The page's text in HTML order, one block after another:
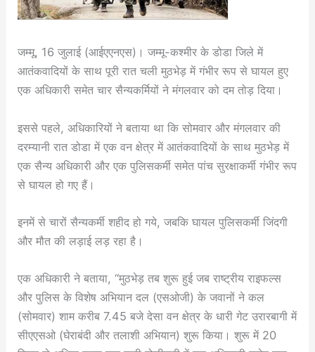
जम्मू, 16 जुलाई (आईएएनएस)। जम्मू-कश्मीर के डोडा जिले में
आतंकवादियों के साथ पूरी रात चली मुठभेड़ में गंभीर रूप से घायल हुए
एक अधिकारी समेत चार सैन्यकर्मियों ने मंगलवार को दम तोड़ दिया।
इससे पहले, अधिकारियों ने बताया था कि सोमवार और मंगलवार की
दरम्यानी रात डोडा में एक वन क्षेत्र में आतंकवादियों के साथ मुठभेड़ में
एक सैन्य अधिकारी और एक पुलिसकर्मी समेत पांच सुरक्षाकर्मी गंभीर रूप
से घायल हो गए हैं।
इनमें से चारों सैन्यकर्मी शहीद हो गये, जबकि घायल पुलिसकर्मी जिंदगी
और मौत की लड़ाई लड़ रहा है।
एक अधिकारी ने बताया, “मुठभेड़ तब शुरू हुई जब राष्ट्रीय राइफल्स
और पुलिस के विशेष अभियान दल (एसओजी) के जवानों ने कल
(सोमवार) शाम करीब 7.45 बजे देसा वन क्षेत्र के धारी गेट उरारबागी में
सीएएसओ (घेराबंदी और तलाशी अभियान) शुरू किया। शुरू में 20